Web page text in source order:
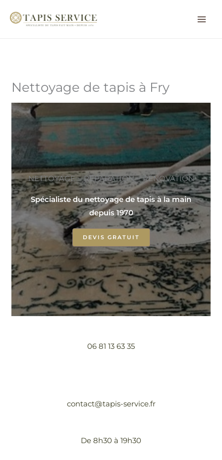
Nettoyage de tapis à Fry
NETTOYAGE ~ RÉPARATION ~ RÉNOVATION
Spécialiste du nettoyage de tapis à la main
depuis 1970
DEVIS GRATUIT
06 81 13 63 35
contact@tapis-service.fr
De 8h30 à 19h30